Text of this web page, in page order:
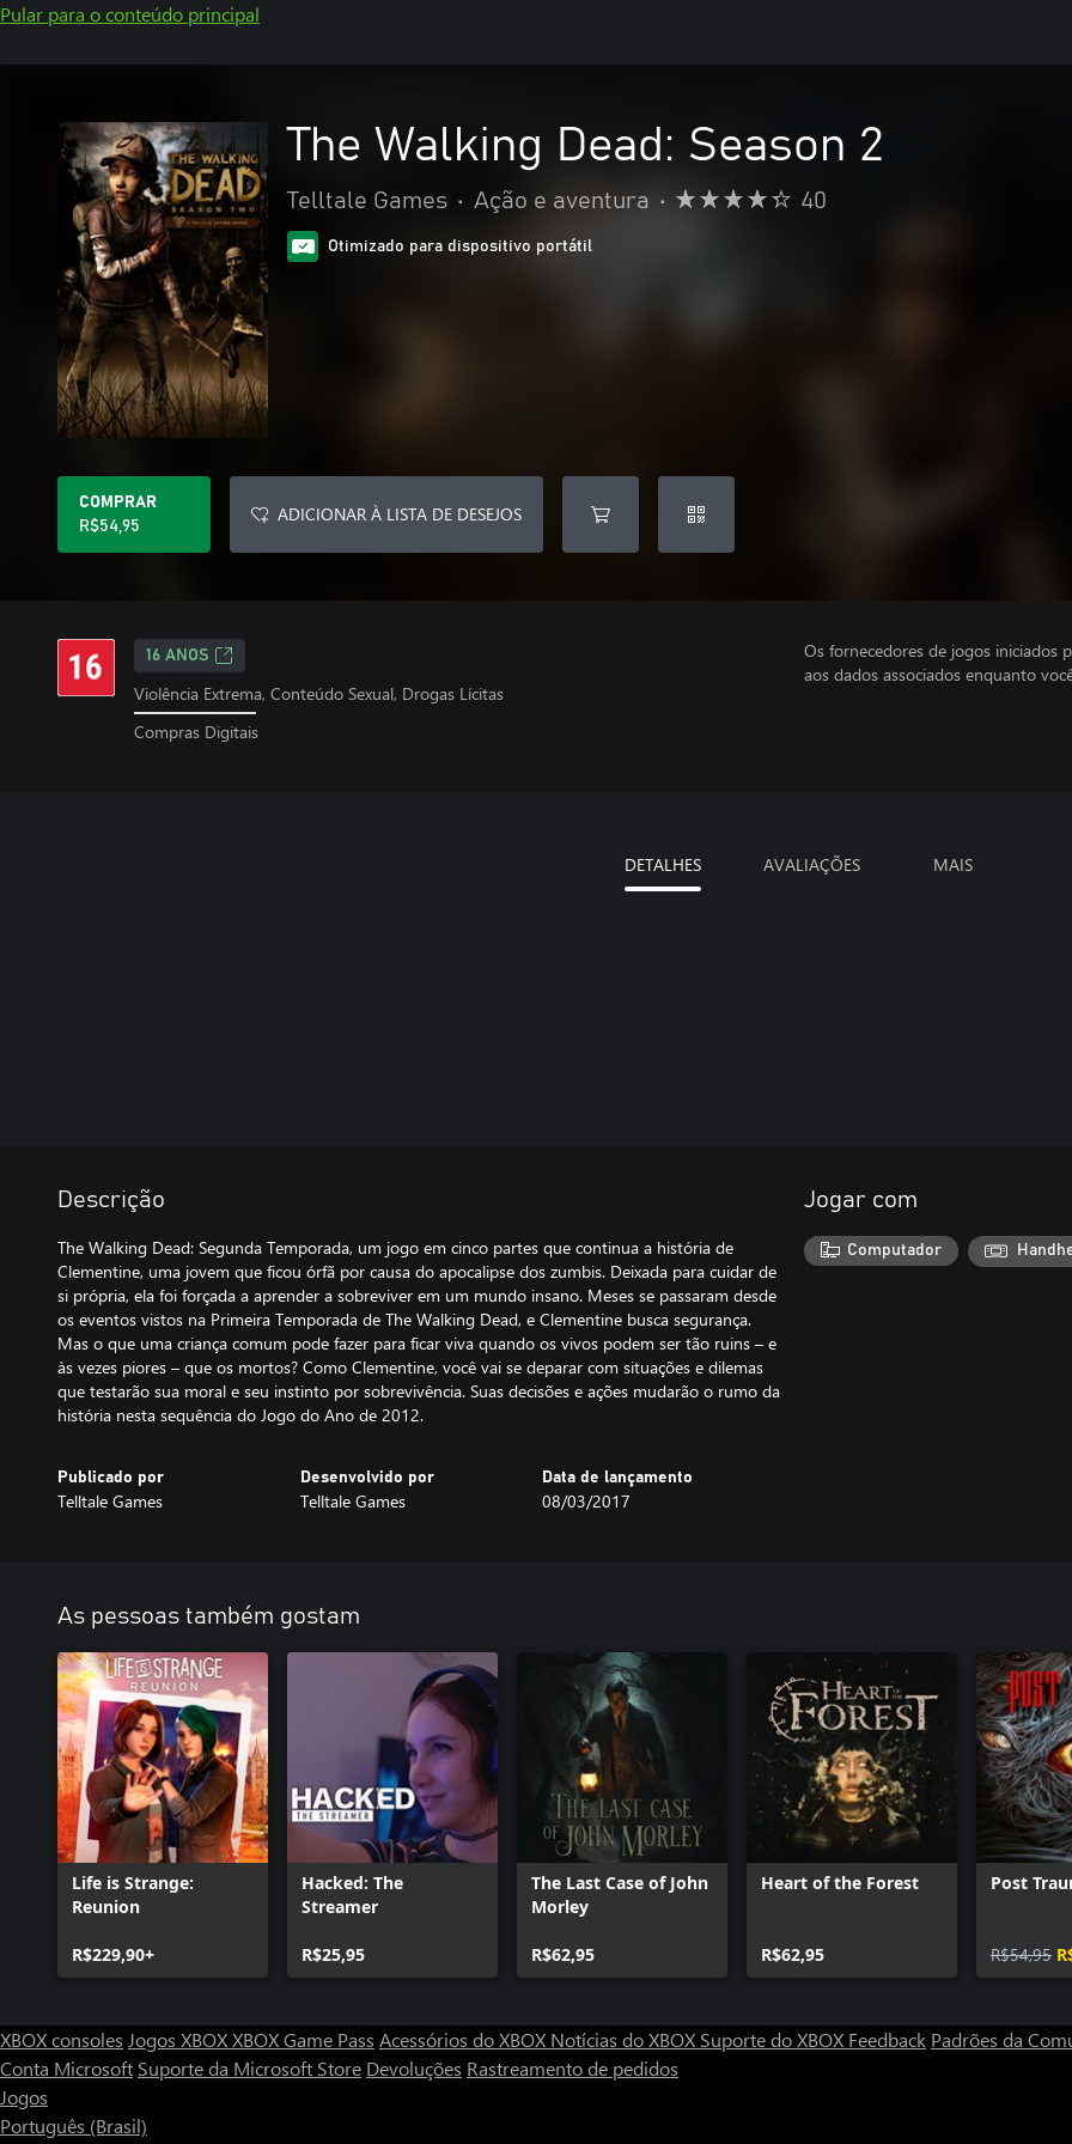
Pular para o conteúdo principal
The Walking Dead: Season 2
Telltale Games • Ação e aventura • 40
Otimizado para dispositivo portátil
COMPRAR
R$54,95
ADICIONAR À LISTA DE DESEJOS
16 ANOS
Violência Extrema, Conteúdo Sexual, Drogas Lícitas
Compras Digitais
Os fornecedores de jogos iniciados
aos dados associados enquanto
DETALHES AVALIAÇÕES MAIS
Descrição
The Walking Dead: Segunda Temporada, um jogo em cinco partes que continua a história de
Clementine, uma jovem que ficou órfã por causa do apocalipse dos zumbis. Deixada para cuidar de
si própria, ela foi forçada a aprender a sobreviver em um mundo insano. Meses se passaram desde
os eventos vistos na Primeira Temporada de The Walking Dead, e Clementine busca segurança.
Mas o que uma criança comum pode fazer para ficar viva quando os vivos podem ser tão ruins – e
às vezes piores – que os mortos? Como Clementine, você vai se deparar com situações e dilemas
que testarão sua moral e seu instinto por sobrevivência. Suas decisões e ações mudarão o rumo da
história nesta sequência do Jogo do Ano de 2012.
Publicado por
Telltale Games
Desenvolvido por
Telltale Games
Data de lançamento
08/03/2017
Jogar com
Computador
As pessoas também gostam
Life is Strange:
Reunion
R$229,90+
Hacked: The
Streamer
R$25,95
The Last Case of John
Morley
R$62,95
Heart of the Forest
R$62,95
Post
R$54,95
XBOX consoles Jogos XBOXXBOX Game Pass Acessórios do XBOX Notícias do XBOX Suporte do XBOX Feedback Padrões da
Conta Microsoft Suporte da Microsoft Store Devoluções Rastreamento de pedidos
Jogos
Português (Brasil)